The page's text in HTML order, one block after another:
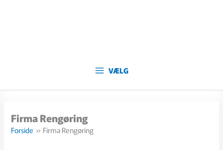
VÆLG
Firma Rengøring
Forside Firma Rengøring